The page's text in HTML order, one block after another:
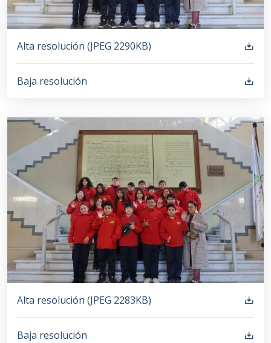
Alta resolución (JPEG 2290KB)
Baja resolución
Alta resolución (JPEG 2283KB)
Baja resolución